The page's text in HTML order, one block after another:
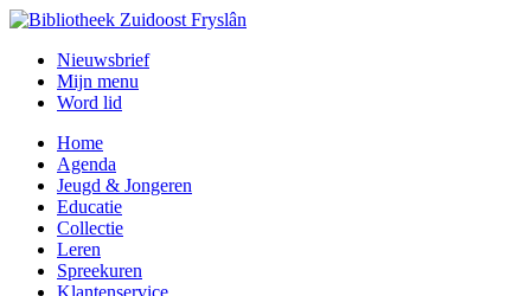
Nieuwsbrief
Mijn menu
Word lid
Home
Agenda
Jeugd & Jongeren
Educatie
Collectie
Leren
Spreekuren
Klantenservice